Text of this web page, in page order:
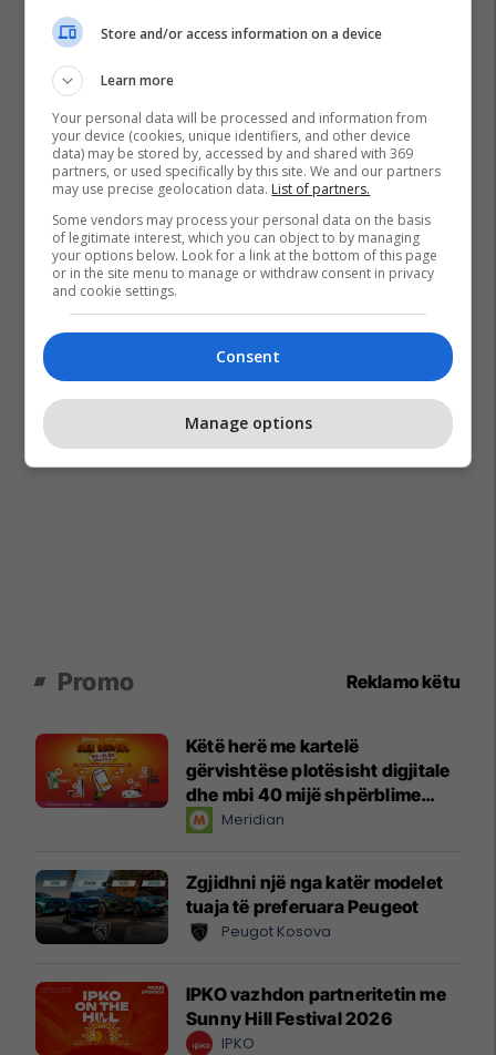
Promo Reklamo këtu
Këtë herë me kartelë
gërvishtëse plotësisht digjitale
dhe mbi 40 mijë shpërblime
instant!Meridian
Zgjidhni një nga katër modelet
tuaja të preferuara Peugeot
Peugot Kosova
IPKO vazhdon partneritetin me
Sunny Hill Festival 2026
IPKO
Store and/or access information on a device
Learn more
Your personal data will be processed and information from
your device (cookies, unique identifiers, and other device
data) may be stored by, accessed by and shared with 369
partners, or used specifically by this site. We and our partners
may use precise geolocation data. List of partners.
Some vendors may process your personal data on the basis
of legitimate interest, which you can object to by managing
your options below. Look for a link at the bottom of this page
or in the site menu to manage or withdraw consent in privacy
and cookie settings.
Consent
Manage options